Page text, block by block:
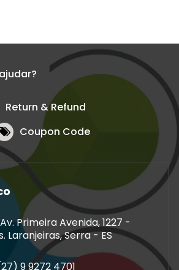
Return & Refund
Coupon Code
Primeira Avenida, 1227 -
Laranjeiras, Serra - ES
9 9272 4701